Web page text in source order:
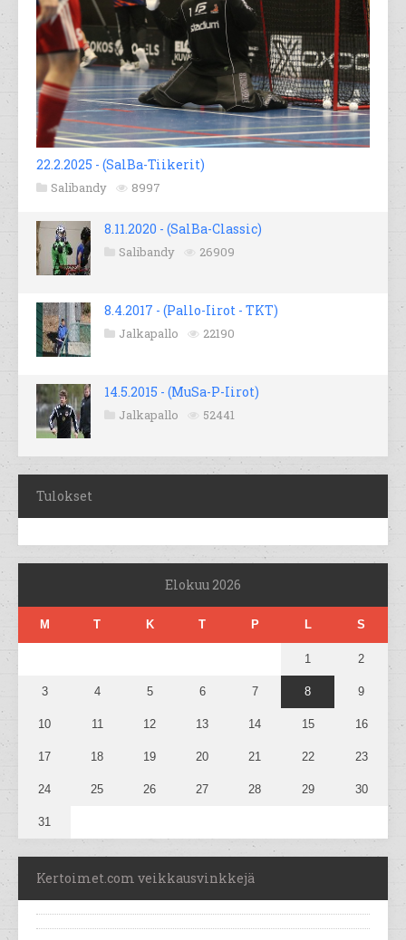
22.2.2025 - (SalBa-Tiikerit)
Salibandy 8997
8.11.2020 - (SalBa-Classic)
Salibandy 26909
8.4.2017 - (Pallo-Iirot - TKT)
Jalkapallo 22190
14.5.2015 - (MuSa-P-Iirot)
Jalkapallo 52441
Tulokset
Elokuu 2026
M T K T P L S
1 2
3 4 5 6 7 8 9
10 11 12 13 14 15 16
17 18 19 20 21 22 23
24 25 26 27 28 29 30
31
Kertoimet.com veikkausvinkkejä